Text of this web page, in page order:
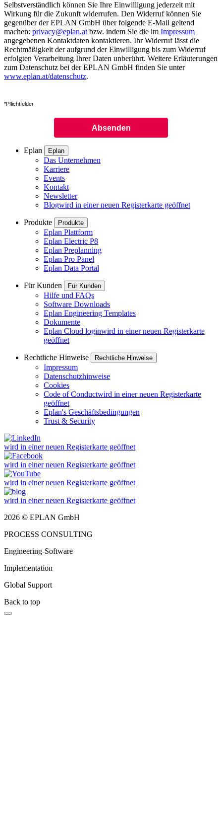
Selbstverständlich können Sie Ihre Einwilligung jederzeit mit
Wirkung für die Zukunft widerrufen. Den Widerruf können Sie
gegenüber der EPLAN GmbH über folgende E-Mail geltend
machen: privacy@eplan.at bzw. indem Sie die im Impressum
angegebenen Kontaktdaten kontaktieren. Ihr Widerruf lässt die
Rechtmäßigkeit der aufgrund der Einwilligung bis zum Widerruf
erfolgten Verarbeitung Ihrer Daten unberührt. Weitere Erläuterungen
zum Datenschutz bei der EPLAN GmbH finden Sie unter
www.eplan.at/datenschutz.
*Pflichtfelder
Eplan Eplan
Das Unternehmen
Karriere
Events
Kontakt
Newsletter
Blogwird in einer neuen Registerkarte geöffnet
Produkte Produkte
Eplan Plattform
Eplan Electric P8
Eplan Preplanning
Eplan Pro Panel
Eplan Data Portal
Für Kunden Für Kunden
Hilfe und FAQs
Software Downloads
Eplan Engineering Templates
Dokumente
Eplan Cloud loginwird in einer neuen Registerkarte
geöffnet
Rechtliche Hinweise Rechtliche Hinweise
Impressum
Datenschutzhinweise
Cookies
Code of Conductwird in einer neuen Registerkarte
geöffnet
Eplan's Geschäftsbedingungen
Trust & Security
wird in einer neuen Registerkarte geöffnet
wird in einer neuen Registerkarte geöffnet
wird in einer neuen Registerkarte geöffnet
wird in einer neuen Registerkarte geöffnet
2026 © EPLAN GmbH
PROCESS CONSULTING
Engineering-Software
Implementation
Global Support
Back to top